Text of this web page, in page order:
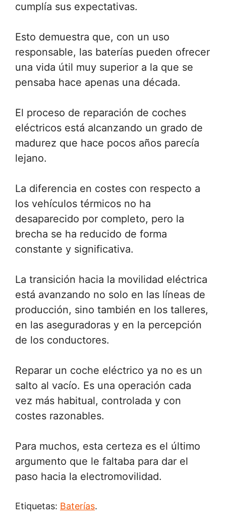
cumplía sus expectativas.
Esto demuestra que, con un uso
responsable, las baterías pueden ofrecer
una vida útil muy superior a la que se
pensaba hace apenas una década.
El proceso de reparación de coches
eléctricos está alcanzando un grado de
madurez que hace pocos años parecía
lejano.
La diferencia en costes con respecto a
los vehículos térmicos no ha
desaparecido por completo, pero la
brecha se ha reducido de forma
constante y significativa.
La transición hacia la movilidad eléctrica
está avanzando no solo en las líneas de
producción, sino también en los talleres,
en las aseguradoras y en la percepción
de los conductores.
Reparar un coche eléctrico ya no es un
salto al vacío. Es una operación cada
vez más habitual, controlada y con
costes razonables.
Para muchos, esta certeza es el último
argumento que le faltaba para dar el
paso hacia la electromovilidad.
Etiquetas: Baterías.